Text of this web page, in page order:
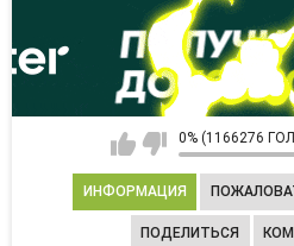
0% (1166276
ИНФОРМАЦИЯ
ПОДЕЛИТЬСЯ